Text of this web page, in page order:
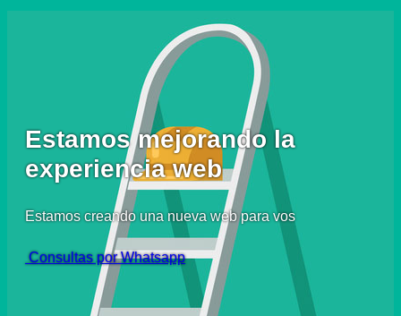
Estamos mejorando la
experiencia web
Estamos creando una nueva web para vos
Consultas por Whatsapp